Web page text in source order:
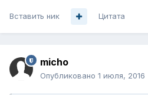
Вставить ник Цитата
micho
Опубликовано 1 июля, 2016